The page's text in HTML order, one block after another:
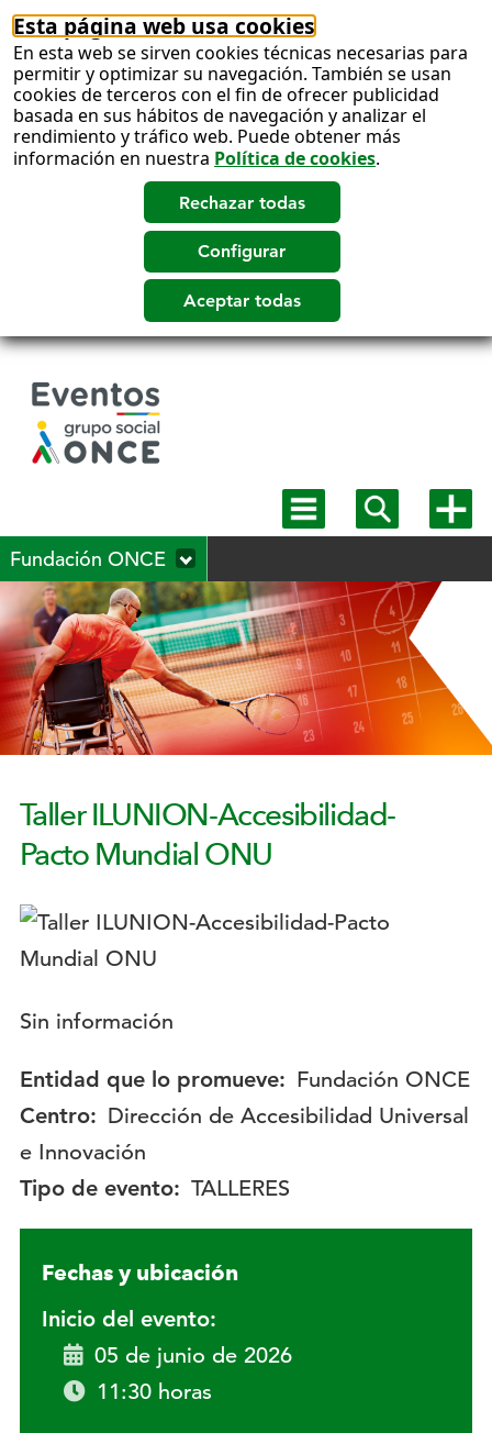
Esta página web usa cookies
En esta web se sirven cookies técnicas necesarias para
permitir y optimizar su navegación. También se usan
cookies de terceros con el fin de ofrecer publicidad
basada en sus hábitos de navegación y analizar el
rendimiento y tráfico web. Puede obtener más
información en nuestra Política de cookies.
Mostrar
menú
Mostrar
buscadormás
Fundación ONCE
Taller ILUNION-Accesibilidad-
Pacto Mundial ONU
Logotipo:
Descripción:
Sin información
Entidad que lo promueve: Fundación ONCE
Centro: Dirección de Accesibilidad Universal
e Innovación
Tipo de evento: TALLERES
Fechas y ubicación
Inicio del evento:
05 de junio de 2026
11:30 horas